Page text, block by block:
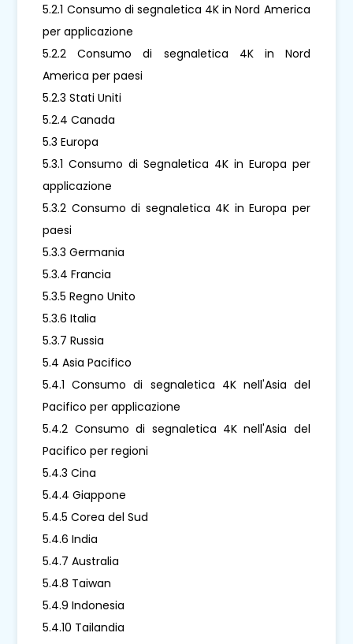
5.2.1 Consumo di segnaletica 4K in Nord America
per applicazione
5.2.2 Consumo di segnaletica 4K in Nord
America per paesi
5.2.3 Stati Uniti
5.2.4 Canada
5.3 Europa
5.3.1 Consumo di Segnaletica 4K in Europa per
applicazione
5.3.2 Consumo di segnaletica 4K in Europa per
paesi
5.3.3 Germania
5.3.4 Francia
5.3.5 Regno Unito
5.3.6 Italia
5.3.7 Russia
5.4 Asia Pacifico
5.4.1 Consumo di segnaletica 4K nell'Asia del
Pacifico per applicazione
5.4.2 Consumo di segnaletica 4K nell'Asia del
Pacifico per regioni
5.4.3 Cina
5.4.4 Giappone
5.4.5 Corea del Sud
5.4.6 India
5.4.7 Australia
5.4.8 Taiwan
5.4.9 Indonesia
5.4.10 Tailandia